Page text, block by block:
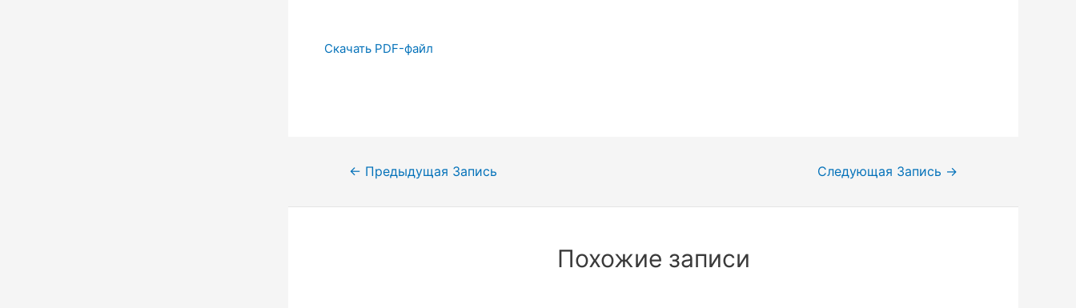
Скачать PDF-файл
Навигация
← Предыдущая Запись Следующая Запись →
Похожие записи